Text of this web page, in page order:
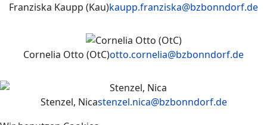
Franziska Kaupp (Kau)kaupp.franziska@bzbonndorf.de
Cornelia Otto (OtC)otto.cornelia@bzbonndorf.de
Stenzel, Nicastenzel.nica@bzbonndorf.de